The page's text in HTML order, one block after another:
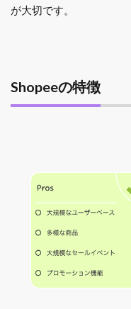
が大切です。
Shopeeの特徴